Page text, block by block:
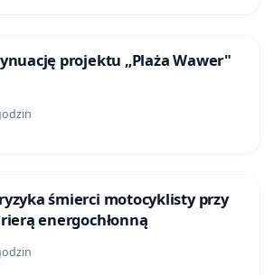
projektu „Plaża Wawer"
śmierci motocyklisty przy
energochłonną